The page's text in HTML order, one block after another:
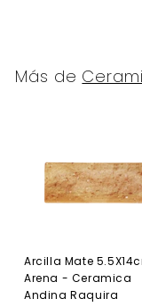
Más de
Arcilla Mate
Arena - Ceramica
Andina Raquira